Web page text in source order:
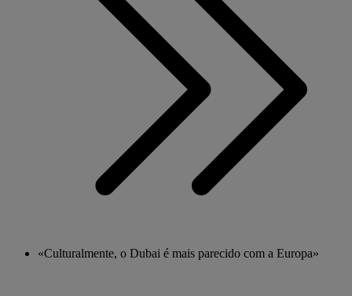
«Culturalmente, o Dubai é mais parecido com a Europa»